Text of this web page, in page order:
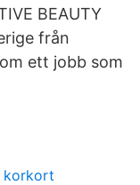
BEAUTY
från
ett jobb som
korkort